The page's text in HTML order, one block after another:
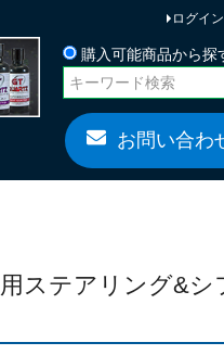
ログイン
購入可能商品から
お問い合わ
ステアリング&シ